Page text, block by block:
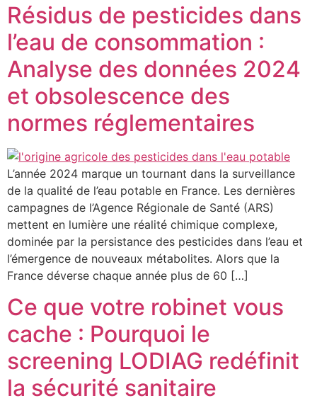
Résidus de pesticides dans
l’eau de consommation :
Analyse des données 2024
et obsolescence des
normes réglementaires
L’année 2024 marque un tournant dans la surveillance
de la qualité de l’eau potable en France. Les dernières
campagnes de l’Agence Régionale de Santé (ARS)
mettent en lumière une réalité chimique complexe,
dominée par la persistance des pesticides dans l’eau et
l’émergence de nouveaux métabolites. Alors que la
France déverse chaque année plus de 60 […]
Ce que votre robinet vous
cache : Pourquoi le
screening LODIAG redéfinit
la sécurité sanitaire